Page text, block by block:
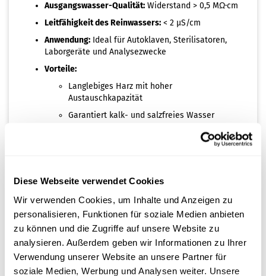
Diese Webseite verwendet Cookies
Wir verwenden Cookies, um Inhalte und Anzeigen zu
personalisieren, Funktionen für soziale Medien anbieten
zu können und die Zugriffe auf unsere Website zu
analysieren. Außerdem geben wir Informationen zu Ihrer
Verwendung unserer Website an unsere Partner für
soziale Medien, Werbung und Analysen weiter. Unsere
Ausgangswasser-Qualität: Widerstand > 0,5 MΩ·cm
Leitfähigkeit des Reinwassers: < 2 µS/cm
Anwendung: Ideal für Autoklaven, Sterilisatoren,
Laborgeräte und Analysezwecke
Vorteile:
Langlebiges Harz mit hoher
Austauschkapazität
Garantiert kalk- und salzfreies Wasser
und Laborgeräte, bei denen höchste Wasserreinheit
erforderlich ist.
Beim Austausch der Entionisierungsfilter in der AQUAdem
40 Anlage werden zwei Stück neue Filter benötigt. Der
integrierte Wasserqualitätssensor des Autoklaven weißt
den Anwender auf einen Filtertausch hin.